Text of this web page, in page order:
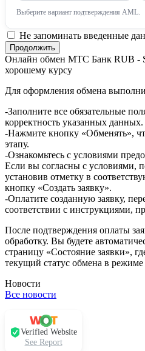
Выберите вариант подтверждения AML.
Не запоминать введенные
Онлайн обмен МТС Банк RUB -
хорошему курсу
Для оформления обмена
-Заполните все обязательные
корректность указанных данных.
-Нажмите кнопку «Обменять»,
этапу.
-Ознакомьтесь с условиями
Если вы согласны с условиями,
установив отметку в
кнопку «Создать заявку».
-Оплатите созданную заявку,
соответствии с инструкциями,
После подтверждения оплаты
обработку. Вы будете
страницу «Состояние заявки»,
текущий статус обмена в
Новости
Все новости
Verified Website
See Report